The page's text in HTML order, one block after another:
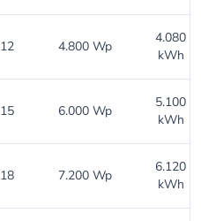
12 4.800 Wp
4.080
kWh
15 6.000 Wp
5.100
kWh
18 7.200 Wp
6.120
kWh